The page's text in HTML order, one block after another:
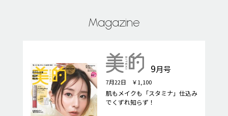
Magazine
9月号
7月22日 ￥1,100
肌もメイクも「スタミナ」仕込み
でくずれ知らず！